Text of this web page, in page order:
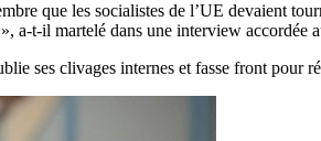
que les socialistes de l’UE devaient
a-t-il martelé dans une interview accordée
ses clivages internes et fasse front pour